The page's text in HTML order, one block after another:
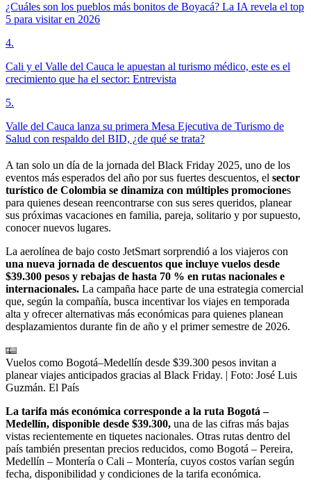
¿Cuáles son los pueblos más bonitos de Boyacá? La IA revela el top
5 para visitar en 2026
4.
Cali y el Valle del Cauca le apuestan al turismo médico, este es el
crecimiento que ha el sector: Entrevista
5.
Valle del Cauca lanza su primera Mesa Ejecutiva de Turismo de
Salud con respaldo del BID, ¿de qué se trata?
A tan solo un día de la jornada del Black Friday 2025, uno de los
eventos más esperados del año por sus fuertes descuentos, el sector
turístico de Colombia se dinamiza con múltiples promociones
para quienes desean reencontrarse con sus seres queridos, planear
sus próximas vacaciones en familia, pareja, solitario y por supuesto,
conocer nuevos lugares.
La aerolínea de bajo costo JetSmart sorprendió a los viajeros con
una nueva jornada de descuentos que incluye vuelos desde
$39.300 pesos y rebajas de hasta 70 % en rutas nacionales e
internacionales. La campaña hace parte de una estrategia comercial
que, según la compañía, busca incentivar los viajes en temporada
alta y ofrecer alternativas más económicas para quienes planean
desplazamientos durante fin de año y el primer semestre de 2026.
Vuelos como Bogotá–Medellín desde $39.300 pesos invitan a
planear viajes anticipados gracias al Black Friday. | Foto: José Luis
Guzmán. El País
La tarifa más económica corresponde a la ruta Bogotá –
Medellín, disponible desde $39.300, una de las cifras más bajas
vistas recientemente en tiquetes nacionales. Otras rutas dentro del
país también presentan precios reducidos, como Bogotá – Pereira,
Medellín – Montería o Cali – Montería, cuyos costos varían según
fecha, disponibilidad y condiciones de la tarifa económica.